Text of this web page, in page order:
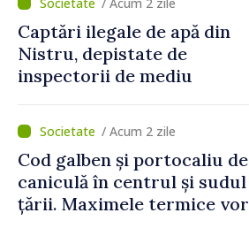
Captări ilegale de apă din
Nistru, depistate de
inspectorii de mediu
/ Acum 2 zile
Cod galben și portocaliu de
caniculă în centrul și sudul
țării. Maximele termice vor